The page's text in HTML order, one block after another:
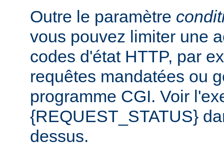
Outre le paramètre
vous pouvez limiter une
codes d'état HTTP, par
requêtes mandatées ou
programme CGI. Voir
{REQUEST_STATUS}
dessus.